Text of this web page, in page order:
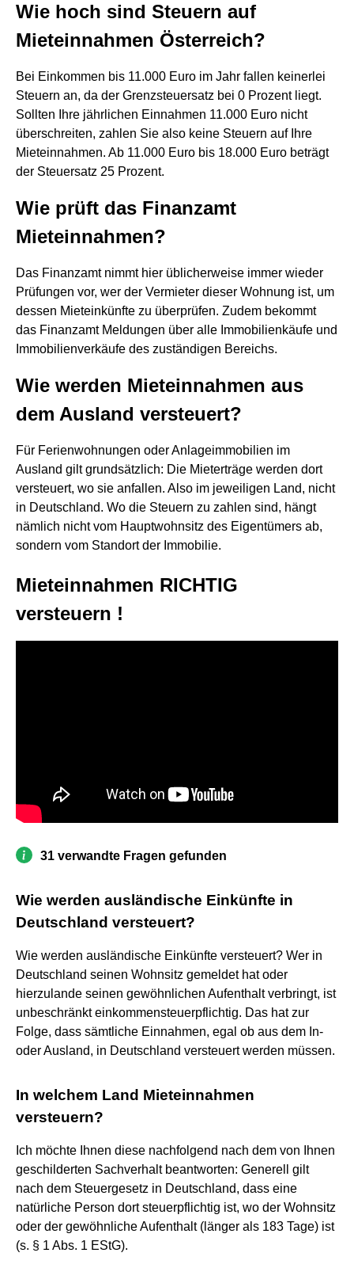
Wie hoch sind Steuern auf
Mieteinnahmen Österreich?
Bei Einkommen bis 11.000 Euro im Jahr fallen keinerlei
Steuern an, da der Grenzsteuersatz bei 0 Prozent liegt.
Sollten Ihre jährlichen Einnahmen 11.000 Euro nicht
überschreiten, zahlen Sie also keine Steuern auf Ihre
Mieteinnahmen. Ab 11.000 Euro bis 18.000 Euro beträgt
der Steuersatz 25 Prozent.
Wie prüft das Finanzamt
Mieteinnahmen?
Das Finanzamt nimmt hier üblicherweise immer wieder
Prüfungen vor, wer der Vermieter dieser Wohnung ist, um
dessen Mieteinkünfte zu überprüfen. Zudem bekommt
das Finanzamt Meldungen über alle Immobilienkäufe und
Immobilienverkäufe des zuständigen Bereichs.
Wie werden Mieteinnahmen aus
dem Ausland versteuert?
Für Ferienwohnungen oder Anlageimmobilien im
Ausland gilt grundsätzlich: Die Mieterträge werden dort
versteuert, wo sie anfallen. Also im jeweiligen Land, nicht
in Deutschland. Wo die Steuern zu zahlen sind, hängt
nämlich nicht vom Hauptwohnsitz des Eigentümers ab,
sondern vom Standort der Immobilie.
Mieteinnahmen RICHTIG
versteuern !
31 verwandte Fragen gefunden
Wie werden ausländische Einkünfte in
Deutschland versteuert?
Wie werden ausländische Einkünfte versteuert? Wer in
Deutschland seinen Wohnsitz gemeldet hat oder
hierzulande seinen gewöhnlichen Aufenthalt verbringt, ist
unbeschränkt einkommensteuerpflichtig. Das hat zur
Folge, dass sämtliche Einnahmen, egal ob aus dem In-
oder Ausland, in Deutschland versteuert werden müssen.
In welchem Land Mieteinnahmen
versteuern?
Ich möchte Ihnen diese nachfolgend nach dem von Ihnen
geschilderten Sachverhalt beantworten: Generell gilt
nach dem Steuergesetz in Deutschland, dass eine
natürliche Person dort steuerpflichtig ist, wo der Wohnsitz
oder der gewöhnliche Aufenthalt (länger als 183 Tage) ist
(s. § 1 Abs. 1 EStG).